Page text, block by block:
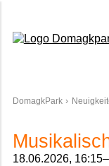
DomagkPark
18.06.2026,